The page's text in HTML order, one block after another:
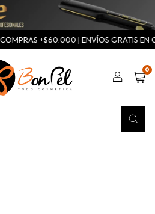
+$60.000 | ENVÍOS GRATIS EN
0